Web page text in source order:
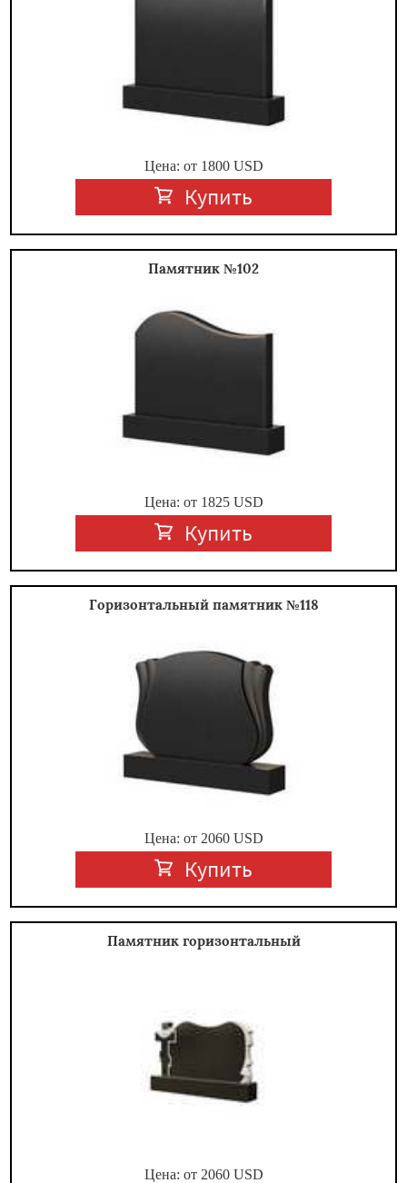
Цена: от 1800USD
Купить
Памятник №102
Цена: от 1825USD
Купить
Горизонтальный памятник №118
Цена: от 2060USD
Купить
Памятник горизонтальный
Цена: от 2060USD